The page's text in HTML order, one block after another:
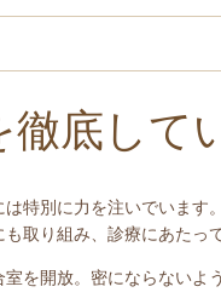
徹底して
は特別に力を注いでいます
取り組み、診療にあたっ
を開放。密にならないよ